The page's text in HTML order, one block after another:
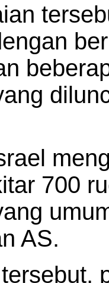
700
AS.